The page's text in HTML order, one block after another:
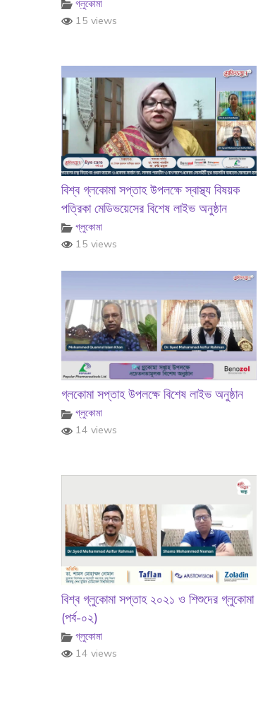
গ্লুকোমা
15 views
বিশ্ব গ্লকোমা সপ্তাহ উপলক্ষে স্বাস্থ্য বিষয়ক
পত্রিকা মেডিভয়েসের বিশেষ লাইভ অনুষ্ঠান
গ্লুকোমা
15 views
গ্লকোমা সপ্তাহ উপলক্ষে বিশেষ লাইভ অনুষ্ঠান
গ্লুকোমা
14 views
বিশ্ব গ্লুকোমা সপ্তাহ ২০২১ ও শিশুদের গ্লুকোমা
(পর্ব-০২)
গ্লুকোমা
14 views